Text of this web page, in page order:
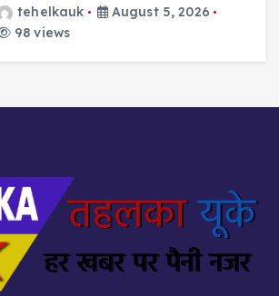
tehelkauk
August 5, 2026
98 views